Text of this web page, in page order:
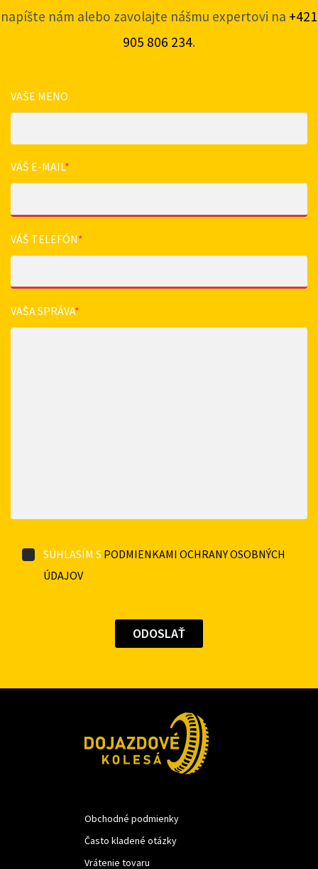
napíšte nám alebo zavolajte nášmu expertovi na +421
905 806 234.
VAŠE MENO
VÁŠ E-MAIL*
VÁŠ TELEFÓN*
VAŠA SPRÁVA*
SÚHLASÍM S PODMIENKAMI OCHRANY OSOBNÝCH
ÚDAJOV
Obchodné podmienky
Často kladené otázky
Vrátenie tovaru